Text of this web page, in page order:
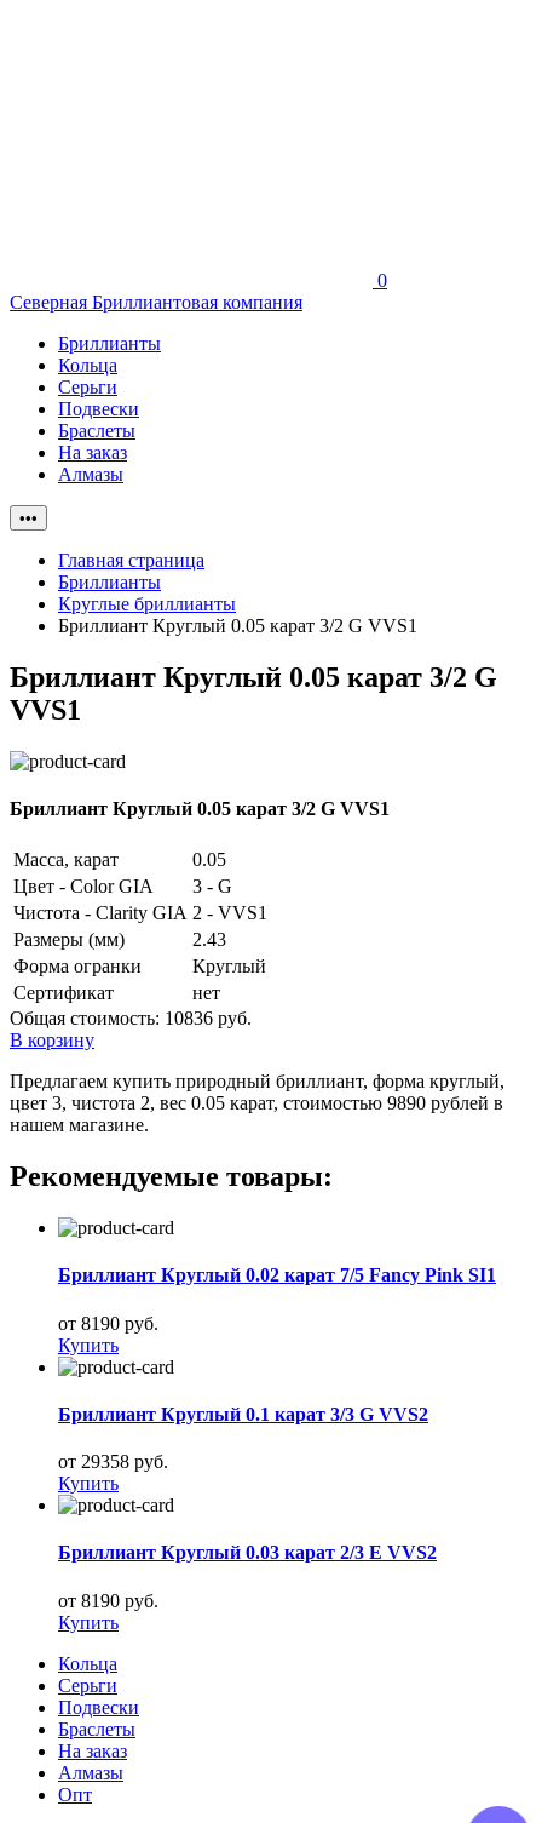
0
Северная Бриллиантовая компания
Бриллианты
Кольца
Серьги
Подвески
Браслеты
На заказ
Алмазы
•••
Главная страница
Бриллианты
Круглые бриллианты
Бриллиант Круглый 0.05 карат 3/2 G VVS1
Бриллиант Круглый 0.05 карат 3/2 G
VVS1
Бриллиант Круглый 0.05 карат 3/2 G VVS1
Масса, карат
0.05
Цвет - Color GIA
3 - G
Чистота - Clarity GIA 2 - VVS1
Размеры (мм)
2.43
Форма огранки
Круглый
Сертификат
нет
Общая стоимость: 10836 руб.
В корзину
Предлагаем купить природный бриллиант, форма круглый,
цвет 3, чистота 2, вес 0.05 карат, стоимостью 9890 рублей в
нашем магазине.
Рекомендуемые товары:
Бриллиант Круглый 0.02 карат 7/5 Fancy Pink SI1
от 8190 руб.
Купить
Бриллиант Круглый 0.1 карат 3/3 G VVS2
от 29358 руб.
Купить
Бриллиант Круглый 0.03 карат 2/3 E VVS2
от 8190 руб.
Купить
Кольца
Серьги
Подвески
Браслеты
На заказ
Алмазы
Опт